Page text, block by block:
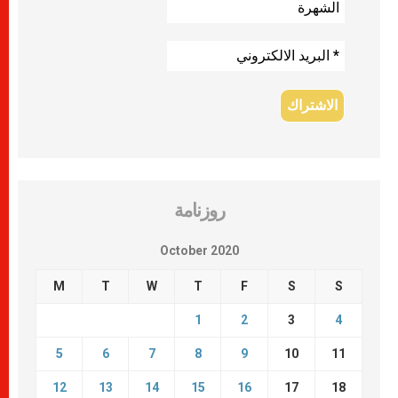
روزنامة
October 2020
M T W T F S S
1 2 3 4
5 6 7 8 9 10 11
12 13 14 15 16 17 18